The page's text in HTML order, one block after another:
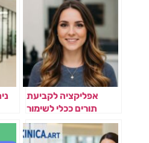
אפליקציה לקביעת
תורים ככלי לשימור
לקוחות